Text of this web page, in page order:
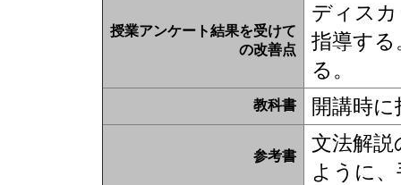
授業アンケート結果を受けて
の改善点
ディス
指導する
る。
教科書 開講時
参考書
文法解
ように